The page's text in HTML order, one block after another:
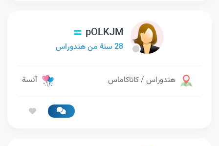
pOLKJM
28 سنة من هندوراس
هندوراس / كاتاكاماس آنسة